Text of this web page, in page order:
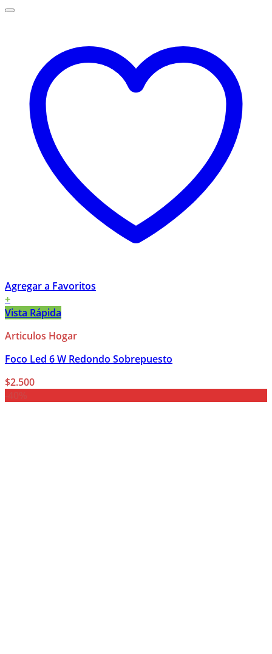
Agregar a Favoritos
+
Vista Rápida
Articulos Hogar
Foco Led 6 W Redondo Sobrepuesto
$2.500